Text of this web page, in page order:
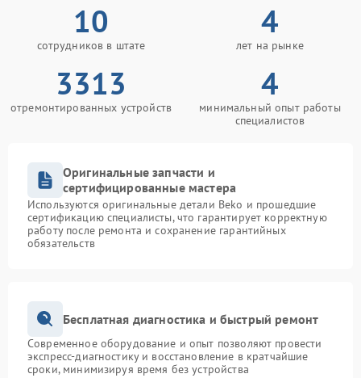
10
сотрудников в штате
4
лет на рынке
3313
отремонтированных устройств
4
минимальный опыт работы
специалистов
Оригинальные запчасти и
сертифицированные мастера
Используются оригинальные детали Beko и прошедшие
сертификацию специалисты, что гарантирует корректную
работу после ремонта и сохранение гарантийных
обязательств
Бесплатная диагностика и быстрый ремонт
Современное оборудование и опыт позволяют провести
экспресс-диагностику и восстановление в кратчайшие
сроки, минимизируя время без устройства